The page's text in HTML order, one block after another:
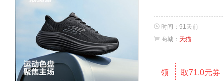
时间： 91天前
商城： 天猫
领 取71.0元券